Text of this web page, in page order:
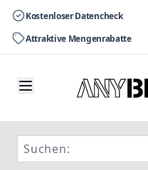
Kostenloser Datencheck
Attraktive Mengenrabatte